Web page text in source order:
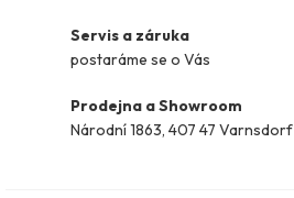
Servis a záruka
postaráme se o Vás
Prodejna a Showroom
Národní 1863, 407 47 Varnsdorf